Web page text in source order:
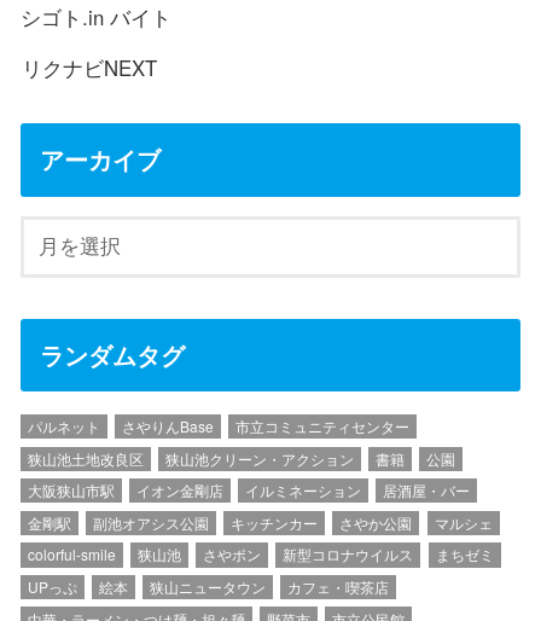
シゴト.in バイト
リクナビNEXT
アーカイブ
ランダムタグ
パルネット さやりんBase
市立コミュニティセンター
狭山池土地改良区
狭山池クリーン・アクション 書籍
公園
大阪狭山市駅
イオン金剛店 イルミネーション
居酒屋・バー
金剛駅
副池オアシス公園 キッチンカー さやか公園
マルシェ
colorful-smile
狭山池 さやポン 新型コロナウイルス
まちゼミ
UPっぷ
絵本 狭山ニュータウン
カフェ・喫茶店